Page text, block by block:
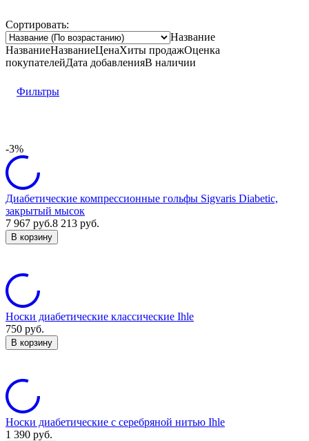
Сортировать:
Название
НазваниеНазваниеЦенаХиты продажОценка
покупателейДата добавленияВ наличии
Фильтры
-3%
Диабетические компрессионные гольфы Sigvaris Diabetic,
закрытый мысок
7 967 руб.8 213 руб.
В корзину
Носки диабетические классические Ihle
750 руб.
В корзину
Носки диабетические с серебряной нитью Ihle
1 390 руб.